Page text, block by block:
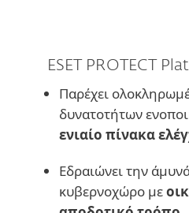
ESET PROTECT
Παρέχει
δυνατοτήτων
ενιαίο πίνακα
Εδραιώνει την
κυβερνοχώρο με